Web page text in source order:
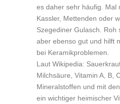
es daher sehr häufig. Mal
Kassler, Mettenden oder
Szegediner Gulasch. Roh
aber ebenso gut und hilft
bei Keramikproblemen.
Laut Wikipedia:
Milchsäure, Vitamin A, B,
Mineralstoffen und mit
ein wichtiger heimischer